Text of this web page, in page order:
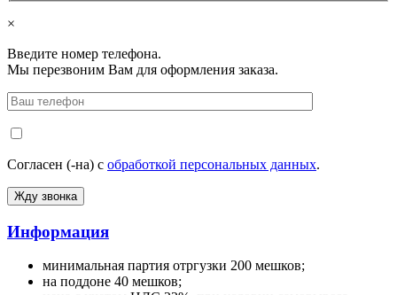
×
Введите номер телефона.
Мы перезвоним Вам для оформления заказа.
Согласен (-на) с обработкой персональных данных.
Информация
минимальная партия отргузки 200 мешков;
на поддоне 40 мешков;